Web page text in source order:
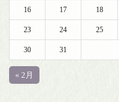
16 17 18
23 24 25
30 31
« 2月